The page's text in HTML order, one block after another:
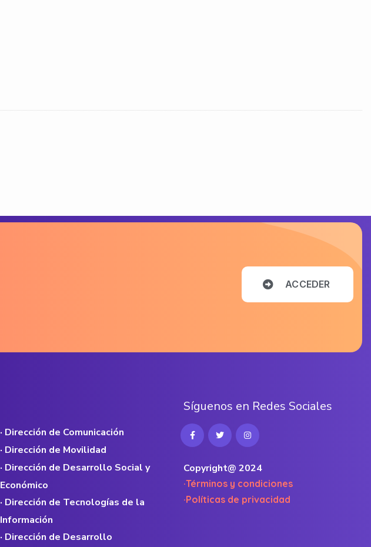
ACCEDER
· Dirección de Comunicación
· Dirección de Movilidad
· Dirección de Desarrollo Social y
Económico
· Dirección de Tecnologías de la
Información
· Dirección de Desarrollo
Síguenos en Redes Sociales
Copyright@ 2024
·Términos y condiciones
·Políticas de privacidad